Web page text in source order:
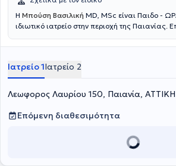
περιοδικά.
Η Μπούση Βασιλική MD, MSc είναι Παιδο -
ιδιωτικό ιατρείο στην περιοχή της Παιανίας.
Γναθοπροσωπικής Χειρουργικής του
Ιατρικής του Αριστοτελείου Πανεπιστημίου
απόφοιτος του Μεταπτυχιακού Προγράμματος
Βιομηχανική Φαρμακολογία» του ίδιου
ολοκλήρωσε την Ειδικότητα της
Χειρουργικής Κεφαλής και Τραχήλου στην Α’
Ωτορινολαρυγγολογική Κλινική του Εθνικού
"Ιπποκράτειο". Τέλος, η ιατρός φροντίζει
Ιατρείο 1Ιατρείο 2
Λεωφορος Λαυρίου 150, Παιανία, ΑΤΤΙΚΗ
Επόμενη διαθεσιμότητα